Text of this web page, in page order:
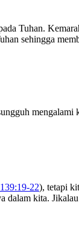
Tuhan.
sehingga
mengalami
22), tetapi
kita.